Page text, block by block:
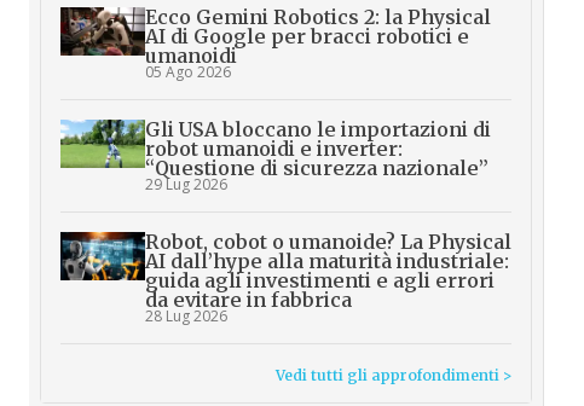
Ecco Gemini Robotics 2: la Physical
AI di Google per bracci robotici e
umanoidi
05 Ago 2026
Gli USA bloccano le importazioni di
robot umanoidi e inverter:
“Questione di sicurezza nazionale”
29 Lug 2026
Robot, cobot o umanoide? La Physical
AI dall’hype alla maturità industriale:
guida agli investimenti e agli errori
da evitare in fabbrica
28 Lug 2026
Vedi tutti gli approfondimenti >